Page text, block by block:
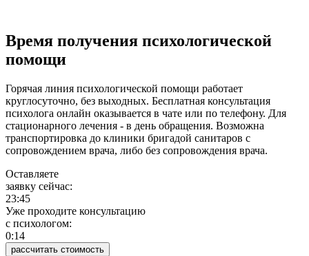
Время получения психологической
помощи
Горячая линия психологической помощи работает
круглосуточно, без выходных. Бесплатная консультация
психолога онлайн оказывается в чате или по телефону. Для
стационарного лечения - в день обращения. Возможна
транспортировка до клиники бригадой санитаров с
сопровождением врача, либо без сопровождения врача.
Оставляете
заявку сейчас:
23:45
Уже проходите консультацию
c психологом:
0:14
рассчитать стоимость